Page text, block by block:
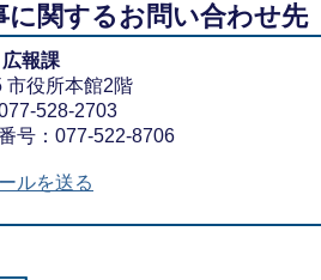
に関するお問い合わせ先
報課
市役所本館2階
528-2703
号：077-522-8706
ルを送る